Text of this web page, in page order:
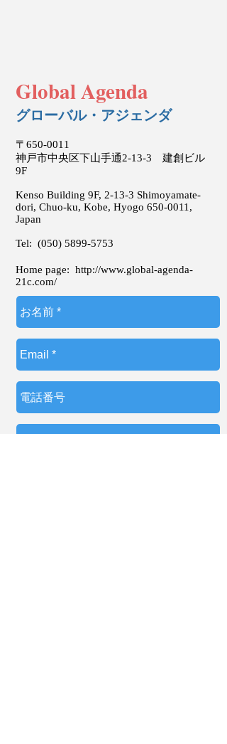
Global Agenda
グローバル・アジェンダ
〒650-0011
神戸市中央区下山手通2-13-3 建創ビル
9F
Kenso Building 9F, 2-13-3 Shimoyamate-
dori, Chuo-ku, Kobe, Hyogo 650-0011 ,
Japan
Tel: (050) 5899-5753
Home page: http://www.global-agenda-
21c.com/